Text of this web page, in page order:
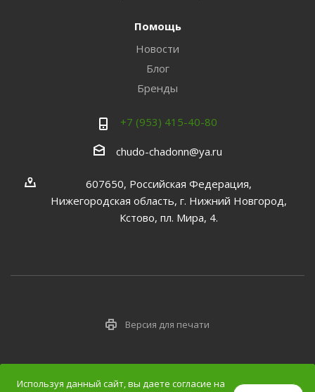
Помощь
Новости
Блог
Бренды
+7 (953) 415-40-80
chudo-chadonn@ya.ru
607650, Российская Федерация,
Нижегородская область, г. Нижний Новгород,
Кстово, пл. Мира, 4.
Версия для печати
Используя данный сайт, вы даете согласие на